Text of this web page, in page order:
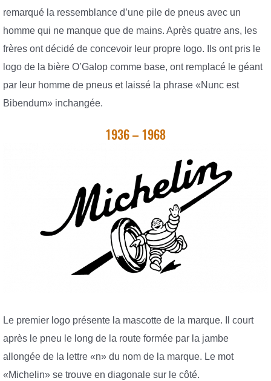
remarqué la ressemblance d’une pile de pneus avec un
homme qui ne manque que de mains. Après quatre ans, les
frères ont décidé de concevoir leur propre logo. Ils ont pris le
logo de la bière O’Galop comme base, ont remplacé le géant
par leur homme de pneus et laissé la phrase «Nunc est
Bibendum» inchangée.
1936 – 1968
Le premier logo présente la mascotte de la marque. Il court
après le pneu le long de la route formée par la jambe
allongée de la lettre «n» du nom de la marque. Le mot
«Michelin» se trouve en diagonale sur le côté.